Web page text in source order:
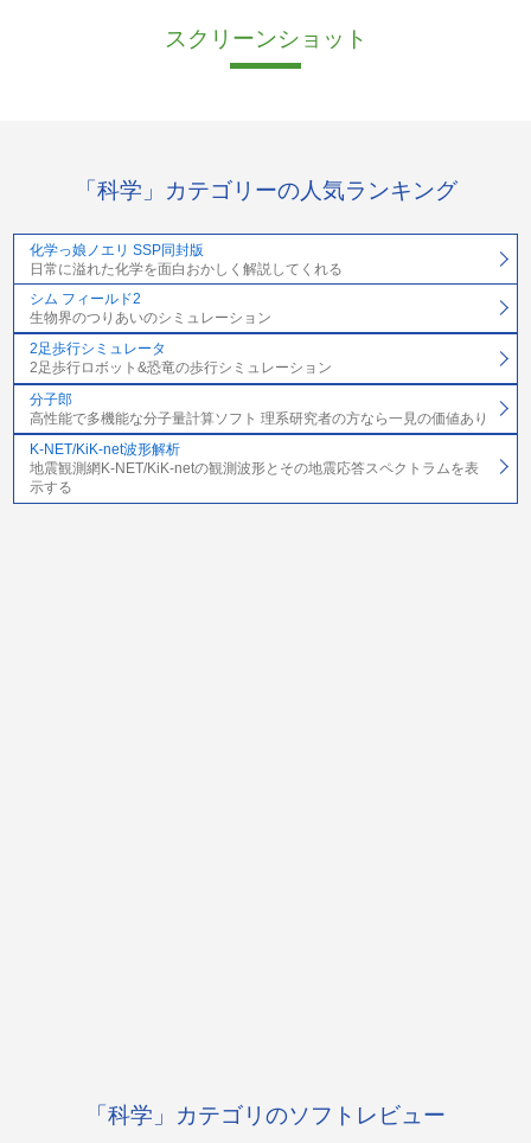
スクリーンショット
「科学」カテゴリーの人気ランキング
化学っ娘ノエリ SSP同封版
日常に溢れた化学を面白おかしく解説してくれる
シム フィールド2
生物界のつりあいのシミュレーション
2足歩行シミュレータ
2足歩行ロボット&恐竜の歩行シミュレーション
分子郎
高性能で多機能な分子量計算ソフト 理系研究者の方なら一見の価値あり
K-NET/KiK-net波形解析
地震観測網K-NET/KiK-netの観測波形とその地震応答スペクトラムを表
示する
「科学」カテゴリのソフトレビュー